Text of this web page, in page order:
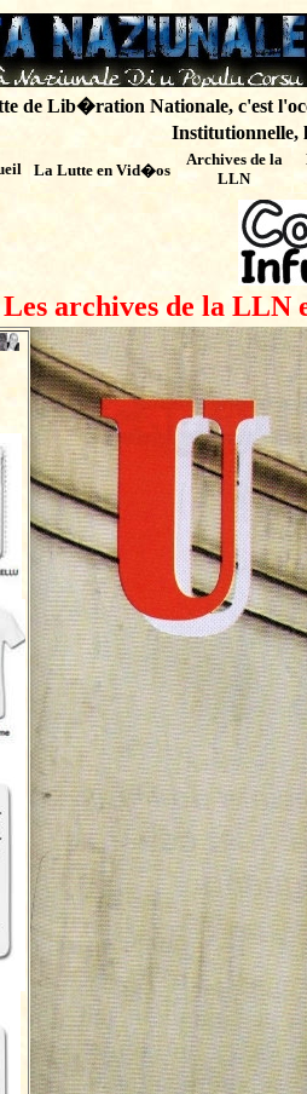
de Lib�ration Nationale, c'est
Institutionnelle,
La Lutte en Vid�os
Archives de la
LLN
Les archives de la LLN